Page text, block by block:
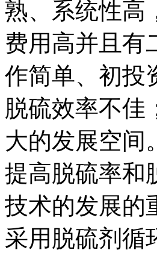
熟、系统性高
费用高并且有
作简单、初投
脱硫效率不佳
大的发展空间。
提高脱硫率和
技术的发展的
采用脱硫剂循